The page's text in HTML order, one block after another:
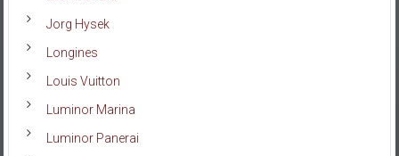
Jorg Hysek
Longines
Louis Vuitton
Luminor Marina
Luminor Panerai